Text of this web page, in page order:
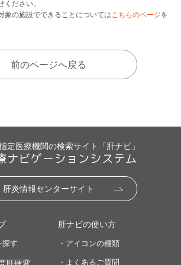
ださい。
象の施設でできることについてはこちらのページを
前のページへ戻る
定医療機関の検索サイト「肝ナビ」
ナビゲーションシステム
肝炎情報センターサイト
探す
肝ナビの使い方
・アイコンの種類
・よくあるご質問